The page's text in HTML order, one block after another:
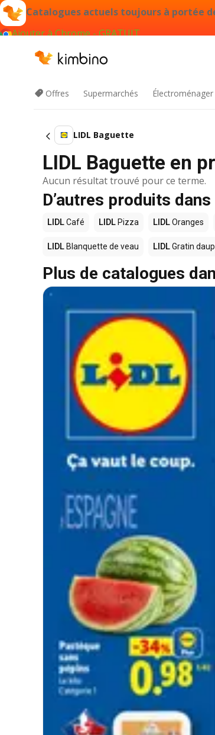
Catalogues actuels toujours à portée
Ajouter à Chrome - GRATUIT
Offres Supermarchés Électroménager
LIDL Baguette
LIDL Baguette en
Aucun résultat trouvé pour ce terme.
D’autres produits
LIDLCafé LIDL Pizza LIDLOranges
LIDL Blanquette de veau LIDLGratin
Plus de catalogues